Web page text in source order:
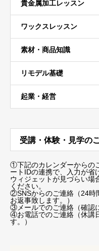
貴金属加工レッスン
ワックスレッスン
素材・商品知識
リモデル基礎
起業・経営
受講・体験・見学の
①下記のカレンダーからの
ートIDの連携で、入力が省
ウィジェットが見づらい場
ください。
②SNSからのご連絡（24時
お返事致します。）
③メールでのご連絡（確認
④お電話でのご連絡（休講
す。）